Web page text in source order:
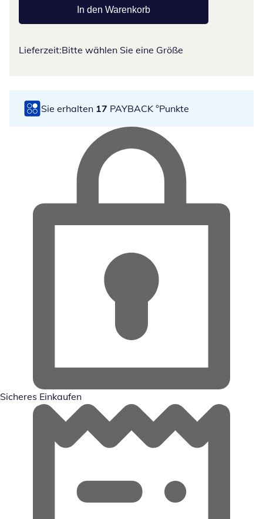
In den Warenkorb
Lieferzeit:Bitte wählen Sie eine Größe
Sie erhalten 17 PAYBACK °Punkte
Sicheres Einkaufen